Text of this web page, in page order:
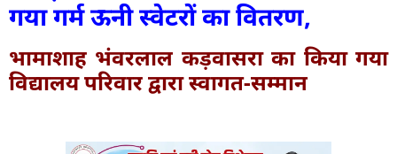
गया गर्म ऊनी स्वेटरों का वितरण,
भामाशाह भंवरलाल कड़वासरा का किया गया
विद्यालय परिवार द्वारा स्वागत-सम्मान